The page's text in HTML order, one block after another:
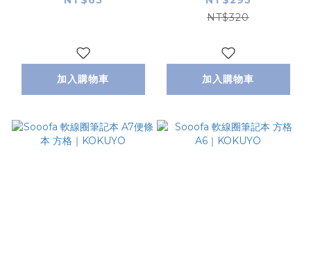
加入購物車
NT$320
加入購物車